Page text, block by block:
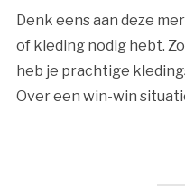
Denk eens aan deze
of kleding nodig hebt.
heb je prachtige
Over een win-win